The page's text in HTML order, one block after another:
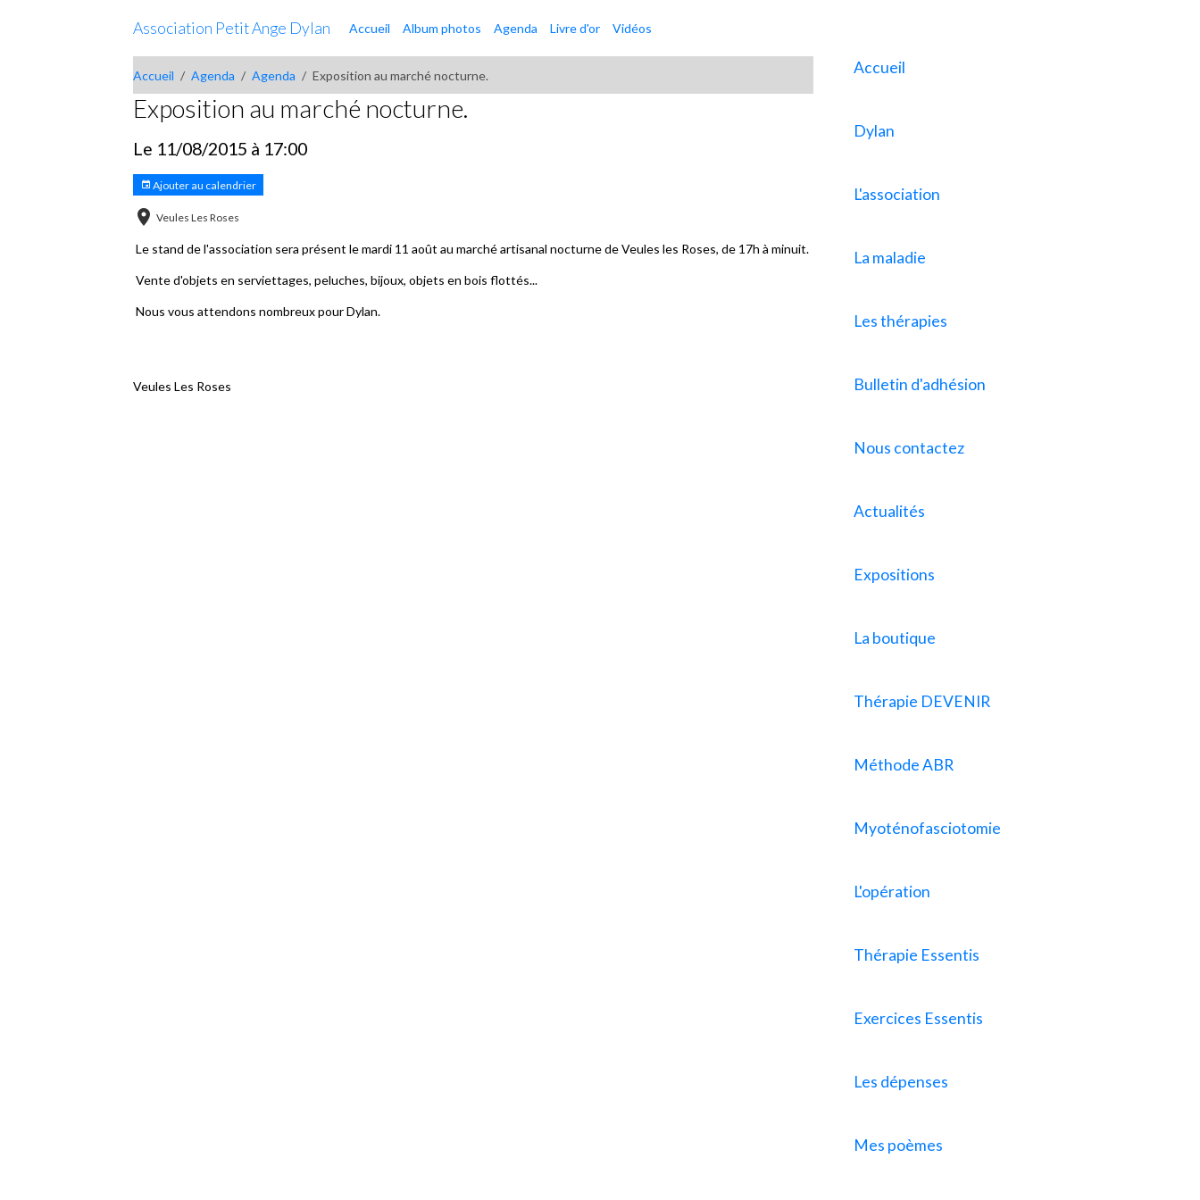
Association Petit Ange Dylan Accueil Album photos Agenda Livre d'or Vidéos
Accueil Agenda Agenda Exposition au marché nocturne.
Exposition au marché nocturne.
Le 11/08/2015 à 17:00
Ajouter au calendrier
Veules Les Roses
Le stand de l'association sera présent le mardi 11 août au marché artisanal nocturne de Veules les Roses, de 17h à minuit.
Vente d'objets en serviettages, peluches, bijoux, objets en bois flottés...
Nous vous attendons nombreux pour Dylan.
Veules Les Roses
Accueil
Dylan
L'association
La maladie
Les thérapies
Bulletin d'adhésion
Nous contactez
Actualités
Expositions
La boutique
Thérapie DEVENIR
Méthode ABR
Myoténofasciotomie
L'opération
Thérapie Essentis
Exercices Essentis
Les dépenses
Mes poèmes